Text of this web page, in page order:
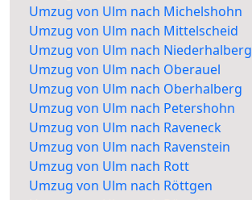
Umzug von Ulm nach Michelshohn
Umzug von Ulm nach Mittelscheid
Umzug von Ulm nach Niederhalberg
Umzug von Ulm nach Oberauel
Umzug von Ulm nach Oberhalberg
Umzug von Ulm nach Petershohn
Umzug von Ulm nach Raveneck
Umzug von Ulm nach Ravenstein
Umzug von Ulm nach Rott
Umzug von Ulm nach Röttgen